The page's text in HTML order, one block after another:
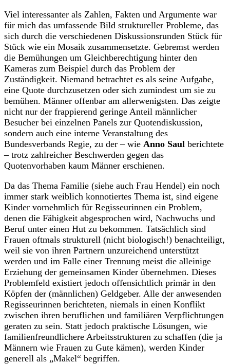
Viel interessanter als Zahlen, Fakten und Argumente war
für mich das umfassende Bild struktureller Probleme, das
sich durch die verschiedenen Diskussionsrunden Stück für
Stück wie ein Mosaik zusammensetzte. Gebremst werden
die Bemühungen um Gleichberechtigung hinter den
Kameras zum Beispiel durch das Problem der
Zuständigkeit. Niemand betrachtet es als seine Aufgabe,
eine Quote durchzusetzen oder sich zumindest um sie zu
bemühen. Männer offenbar am allerwenigsten. Das zeigte
nicht nur der frappierend geringe Anteil männlicher
Besucher bei einzelnen Panels zur Quotendiskussion,
sondern auch eine interne Veranstaltung des
Bundesverbands Regie, zu der – wie Anno Saul berichtete
– trotz zahlreicher Beschwerden gegen das
Quotenvorhaben kaum Männer erschienen.
Da das Thema Familie (siehe auch Frau Hendel) ein noch
immer stark weiblich konnotiertes Thema ist, sind eigene
Kinder vornehmlich für Regisseurinnen ein Problem,
denen die Fähigkeit abgesprochen wird, Nachwuchs und
Beruf unter einen Hut zu bekommen. Tatsächlich sind
Frauen oftmals strukturell (nicht biologisch!) benachteiligt,
weil sie von ihren Partnern unzureichend unterstützt
werden und im Falle einer Trennung meist die alleinige
Erziehung der gemeinsamen Kinder übernehmen. Dieses
Problemfeld existiert jedoch offensichtlich primär in den
Köpfen der (männlichen) Geldgeber. Alle der anwesenden
Regisseurinnen berichteten, niemals in einen Konflikt
zwischen ihren beruflichen und familiären Verpflichtungen
geraten zu sein. Statt jedoch praktische Lösungen, wie
familienfreundlichere Arbeitsstrukturen zu schaffen (die ja
Männern wie Frauen zu Gute kämen), werden Kinder
generell als „Makel“ begriffen.